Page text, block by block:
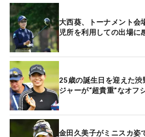
大西葵、トーナメント会
児所を利用しての出場に
25歳の誕生日を迎えた
ジャーが“超貴重”なオフ
金田久美子がミニスカ姿